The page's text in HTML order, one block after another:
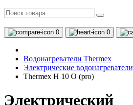
0 0
Водонагреватели Thermex
Электрические водонагреватели
Thermex H 10 O (pro)
Электрический